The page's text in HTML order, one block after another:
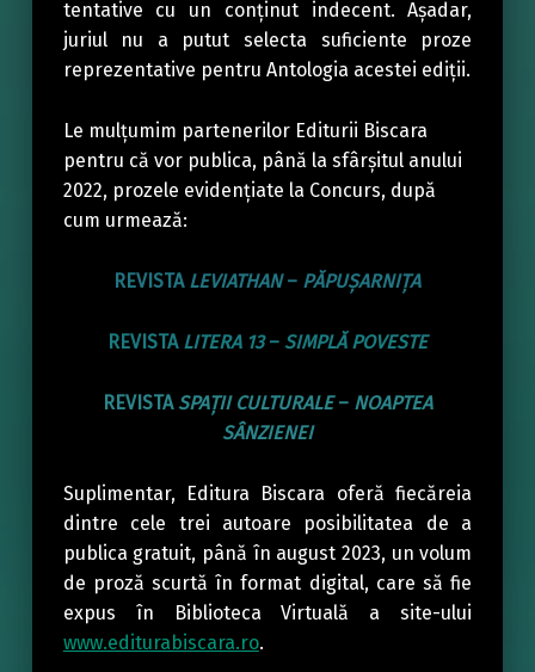
tentative cu un conținut indecent. Așadar,
juriul nu a putut selecta suficiente proze
reprezentative pentru Antologia acestei ediții.
Le mulțumim partenerilor Editurii Biscara
pentru că vor publica, până la sfârșitul anului
2022, prozele evidențiate la Concurs, după
cum urmează:
REVISTA LEVIATHAN– PĂPUȘARNIȚA
REVISTA LITERA 13– SIMPLĂ POVESTE
REVISTA SPAȚII CULTURALE– NOAPTEA
SÂNZIENEI
Suplimentar, Editura Biscara oferă fiecăreia
dintre cele trei autoare posibilitatea de a
publica gratuit, până în august 2023, un volum
de proză scurtă în format digital, care să fie
expus în Biblioteca Virtuală a site-ului
www.editurabiscara.ro.